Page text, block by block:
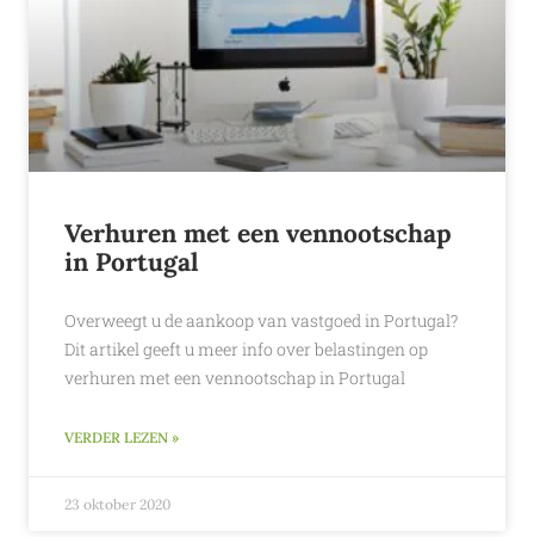
Verhuren met een vennootschap
in Portugal
Overweegt u de aankoop van vastgoed in Portugal?
Dit artikel geeft u meer info over belastingen op
verhuren met een vennootschap in Portugal
VERDER LEZEN »
23 oktober 2020